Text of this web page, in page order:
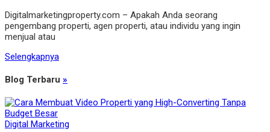
Digitalmarketingproperty.com – Apakah Anda seorang
pengembang properti, agen properti, atau individu yang ingin
menjual atau
Selengkapnya
Blog Terbaru »
Digital Marketing